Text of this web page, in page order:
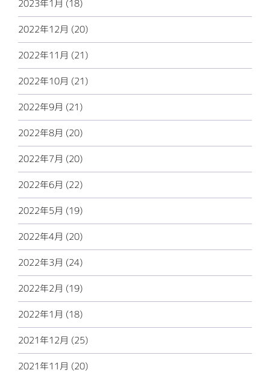
2023年1月 (18)
2022年12月 (20)
2022年11月 (21)
2022年10月 (21)
2022年9月 (21)
2022年8月 (20)
2022年7月 (20)
2022年6月 (22)
2022年5月 (19)
2022年4月 (20)
2022年3月 (24)
2022年2月 (19)
2022年1月 (18)
2021年12月 (25)
2021年11月 (20)